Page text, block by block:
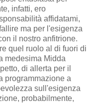
infatti, ero
affidatami,
ma per l'esigenza
il nostro anfitrione.
quel ruolo al di fuori di
medesima Midda
di allerta per il
programmazione a
sull'esigenza
probabilmente,